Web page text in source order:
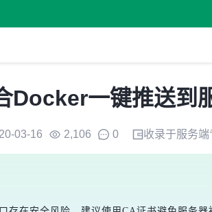
Docker一键推送到
03-16 2,106 0 收录于服务端